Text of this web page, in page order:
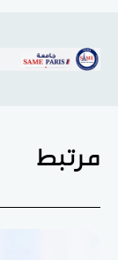
مرتبط